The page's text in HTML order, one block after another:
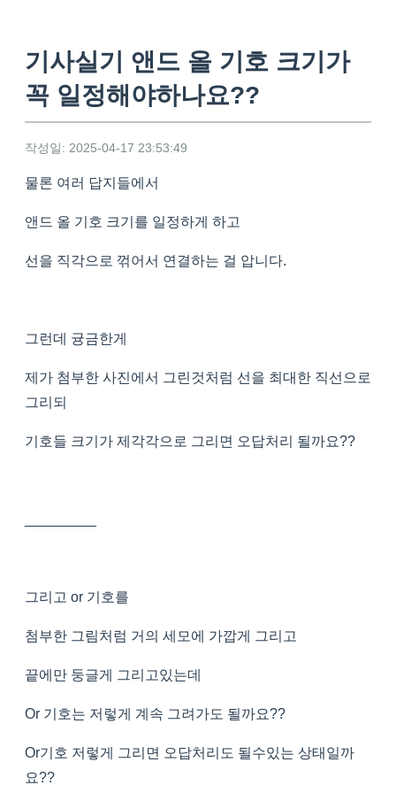
기사실기 앤드 올 기호 크기가
꼭 일정해야하나요??
작성일: 2025-04-17 23:53:49
물론 여러 답지들에서
앤드 올 기호 크기를 일정하게 하고
선을 직각으로 꺾어서 연결하는 걸 압니다.
그런데 귱금한게
제가 첨부한 사진에서 그린것처럼 선을 최대한 직선으로
그리되
기호들 크기가 제각각으로 그리면 오답처리 될까요??
그리고 or 기호를
첨부한 그림처럼 거의 세모에 가깝게 그리고
끝에만 둥글게 그리고있는데
Or 기호는 저렇게 계속 그려가도 될까요??
Or기호 저렇게 그리면 오답처리도 될수있는 상태일까
요??